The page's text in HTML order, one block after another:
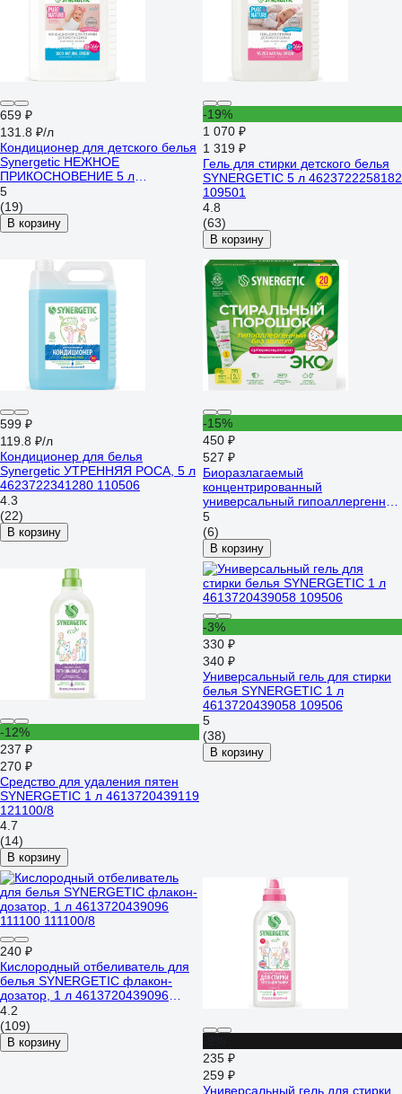
659 ₽
131.8 ₽/л
Кондиционер для детского белья
Synergetic НЕЖНОЕ
ПРИКОСНОВЕНИЕ 5 л
4623722258267 110502
5
(19)
В корзину
-19%
1 070 ₽
1 319 ₽
Гель для стирки детского белья
SYNERGETIC 5 л 4623722258182
109501
4.8
(63)
В корзину
599 ₽
119.8 ₽/л
Кондиционер для белья
Synergetic УТРЕННЯЯ РОСА, 5 л
4623722341280 110506
4.3
(22)
В корзину
-15%
450 ₽
527 ₽
Биоразлагаемый
концентрированный
универсальный гипоаллергенный
порошок SYNERGETIC 20 стирок
109003avt
5
(6)
В корзину
-12%
237 ₽
270 ₽
Средство для удаления пятен
SYNERGETIC 1 л 4613720439119
121100/8
4.7
(14)
В корзину
-3%
330 ₽
340 ₽
Универсальный гель для стирки
белья SYNERGETIC 1 л
4613720439058 109506
5
(38)
В корзину
240 ₽
Кислородный отбеливатель для
белья SYNERGETIC флакон-
дозатор, 1 л 4613720439096
111100 111100/8
4.2
(109)
В корзину
235 ₽
259 ₽
Универсальный гель для стирки